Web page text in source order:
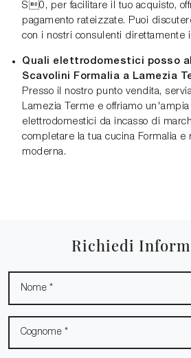
S0, per facilitare il tuo acquisto,
pagamento rateizzate. Puoi
con i nostri consulenti direttamente
Quali elettrodomestici posso
Scavolini Formalia a Lamezia
Presso il nostro punto vendita,
Lamezia Terme e offriamo
elettrodomestici da incasso di
completare la tua cucina Formalia e
moderna.
Richiedi